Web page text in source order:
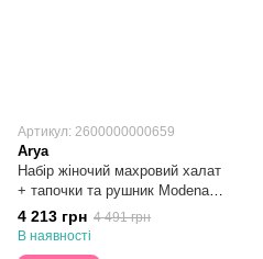
Артикул: 2600000000659
Arya
Набір жіночий махровий халат
+ тапочки та рушник Modena
Arya 100% Бавовна Білий S/M
4 213 грн 4 491 грн
В наявності